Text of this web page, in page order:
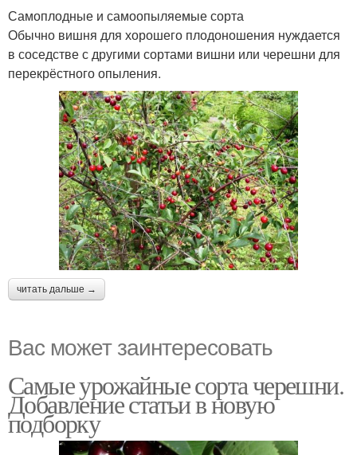
Самоплодные и самоопыляемые сорта
Обычно вишня для хорошего плодоношения нуждается
в соседстве с другими сортами вишни или черешни для
перекрёстного опыления.
читать дальше →
Вас может заинтересовать
Самые урожайные сорта черешни.
Добавление статьи в новую
подборку